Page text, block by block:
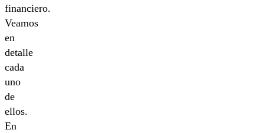
financiero.
Veamos
en
detalle
cada
uno
de
ellos.
En